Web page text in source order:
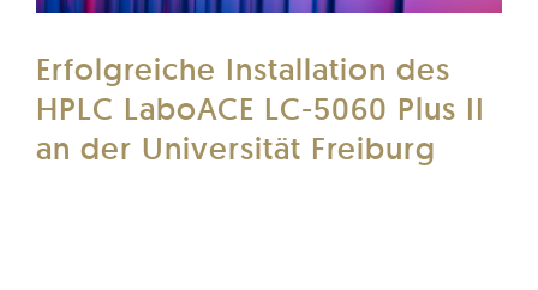
Erfolgreiche Installation des
HPLC LaboACE LC-5060 Plus II
an der Universität Freiburg